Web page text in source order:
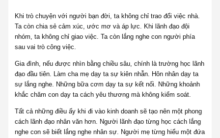
Khi trò chuyện với người bạn đời, ta không chỉ trao đổi việc nhà.
Ta còn chia sẻ cảm xúc, ước mơ và áp lực. Khi lãnh đạo đội
nhóm, ta không chỉ giao việc. Ta còn lắng nghe con người phía
sau vai trò công việc.
Gia đình, nếu được nhìn bằng chiều sâu, chính là trường học lãnh
đạo đầu tiên. Làm cha mẹ dạy ta sự kiên nhẫn. Hôn nhân dạy ta
sự lắng nghe. Những bữa cơm dạy ta sự kết nối. Những khoảnh
khắc chăm con dạy ta cách yêu thương mà không kiểm soát.
Tất cả những điều ấy khi đi vào kinh doanh sẽ tạo nên một phong
cách lãnh đạo nhân văn hơn. Người lãnh đạo từng học cách lắng
nghe con sẽ biết lắng nghe nhân sự. Người mẹ từng hiểu một đứa